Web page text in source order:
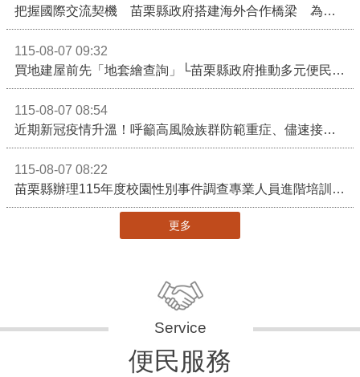
把握國際交流契機 苗栗縣政府搭建海外合作橋梁 為在地產業爭取更多國際市場機會
115-08-07 09:32
買地建屋前先「地套繪查詢」└苗栗縣政府推動多元便民諮詢服務
115-08-07 08:54
近期新冠疫情升溫！呼籲高風險族群防範重症、儘速接種疫苗及早就醫
115-08-07 08:22
苗栗縣辦理115年度校園性別事件調查專業人員進階培訓 深化調查實務能力 持續打造安全友善校園
更多
便民服務